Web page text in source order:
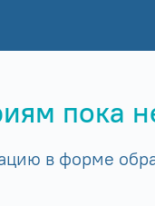
пока
в форме